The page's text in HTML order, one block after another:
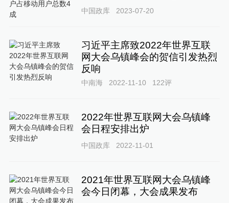
中国政库 2023-07-20
习近平主席致2022年世界互联
网大会乌镇峰会的贺信引发热烈
反响
中南海 2022-11-10 122评
2022年世界互联网大会乌镇峰
会日程安排出炉
中国政库 2022-11-01
2021年世界互联网大会乌镇峰
会今日闭幕，大会成果发布